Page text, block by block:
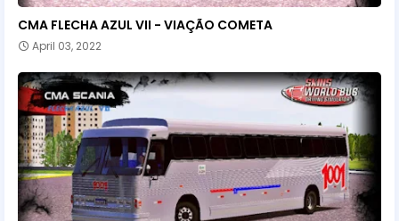
CMA FLECHA AZUL VII - VIAÇÃO COMETA
April 03, 2022